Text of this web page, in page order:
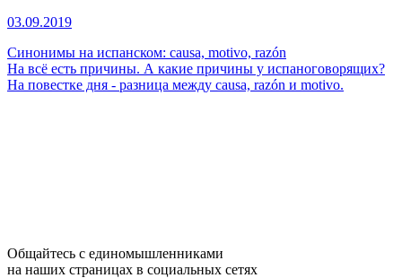
03.09.2019
Синонимы на испанском: causa, motivo, razón
На всё есть причины. А какие причины у испаноговорящих?
На повестке дня - разница между causa, razón и motivo.
Общайтесь с единомышленниками
на наших страницах в социальных сетях